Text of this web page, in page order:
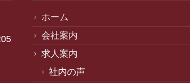
ホーム
会社案内
求人案内
社内の声